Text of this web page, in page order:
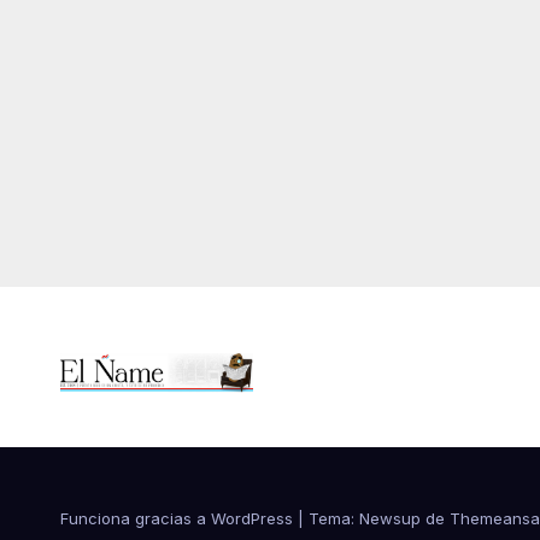
Funciona gracias a WordPress Tema: Newsup de